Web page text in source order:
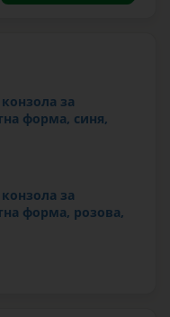
за
форма, синя,
за
форма, розова,